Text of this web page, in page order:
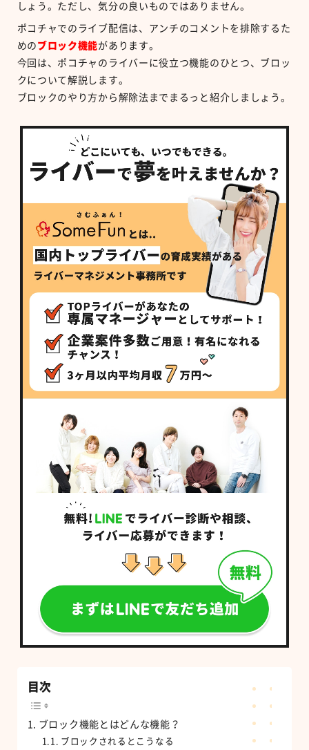
しょう。ただし、気分の良いものではありません。
ポコチャでのライブ配信は、アンチのコメントを排除するた
めの ブロック機能があります。
今回は、ポコチャのライバーに役立つ機能のひとつ、ブロッ
クについて解説します。
ブロックのやり方から解除法までまるっと紹介しましょう。
目次
ブロック機能とはどんな機能？
ブロックされるとこうなる